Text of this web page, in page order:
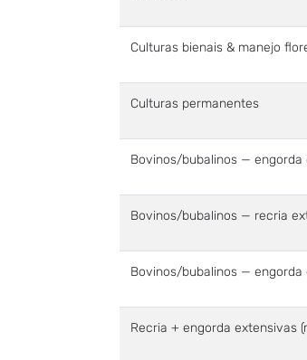
Culturas bienais & manejo
Culturas permanentes
Bovinos/bubalinos — engorda
Bovinos/bubalinos — recria
Bovinos/bubalinos — engorda
Recria + engorda extensivas